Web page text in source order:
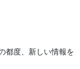
都度、新しい情報を